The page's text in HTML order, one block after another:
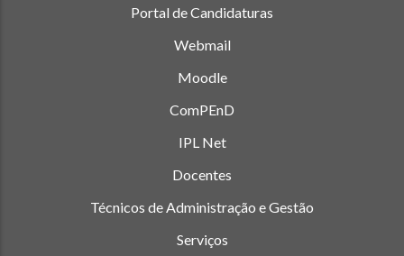
Portal de Candidaturas
Webmail
Moodle
ComPEnD
IPL Net
Docentes
Técnicos de Administração e Gestão
Serviços